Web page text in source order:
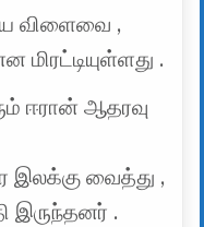
விளைவை ,
.
ஈரான் ஆதரவு
இலக்கு வைத்து ,
இருந்தனர் .